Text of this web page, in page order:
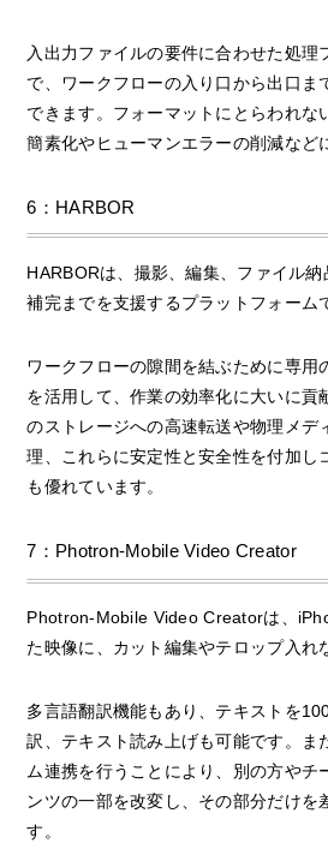
入出力ファイルの要件に合わせた処理
で、ワークフローの入り口から出口ま
できます。フォーマットにとらわれな
簡素化やヒューマンエラーの削減など
6：HARBOR
HARBORは、撮影、編集、ファイル
補完までを支援するプラットフォーム
ワークフローの隙間を結ぶために専用
を活用して、作業の効率化に大いに貢
のストレージへの高速転送や物理メデ
理、これらに安定性と安全性を付加し
も優れています。
7：Photron-Mobile Video Creator
Photron-Mobile Video Creatorは、
た映像に、カット編集やテロップ入れ
多言語翻訳機能もあり、テキストを
訳、テキスト読み上げも可能です。ま
ム連携を行うことにより、別の方やチ
ンツの一部を改変し、その部分だけを
す。